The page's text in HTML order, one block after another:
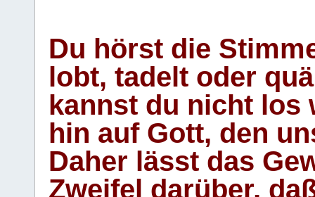
Du hörst die
lobt, tadelt oder
kannst du nicht los
hin auf Gott, den
Daher lässt das
Zweifel darüber,